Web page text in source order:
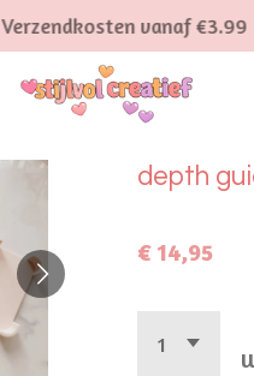
Verzendkosten vanaf €3.99
depth
€ 14,95